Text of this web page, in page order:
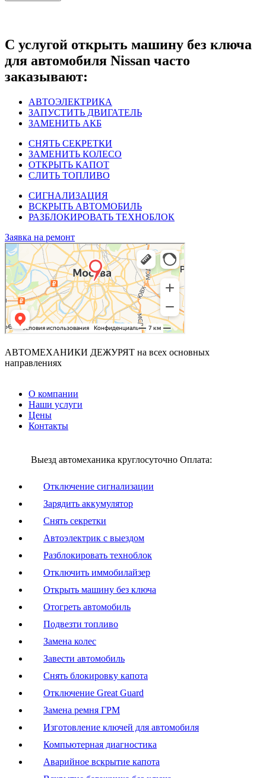
С услугой открыть машину без ключа
для автомобиля Nissan часто
заказывают:
АВТОЭЛЕКТРИКА
ЗАПУСТИТЬ ДВИГАТЕЛЬ
ЗАМЕНИТЬ АКБ
СНЯТЬ СЕКРЕТКИ
ЗАМЕНИТЬ КОЛЕСО
ОТКРЫТЬ КАПОТ
СЛИТЬ ТОПЛИВО
СИГНАЛИЗАЦИЯ
ВСКРЫТЬ АВТОМОБИЛЬ
РАЗБЛОКИРОВАТЬ ТЕХНОБЛОК
Заявка на ремонт
АВТОМЕХАНИКИ ДЕЖУРЯТ на всех основных
направлениях
О компании
Наши услуги
Цены
Контакты
Выезд автомеханика круглосуточно Оплата:
Отключение сигнализации
Зарядить аккумулятор
Снять секретки
Автоэлектрик с выездом
Разблокировать техноблок
Отключить иммобилайзер
Открыть машину без ключа
Отогреть автомобиль
Подвезти топливо
Замена колес
Завести автомобиль
Снять блокировку капота
Отключение Great Guard
Замена ремня ГРМ
Изготовление ключей для автомобиля
Компьютерная диагностика
Аварийное вскрытие капота